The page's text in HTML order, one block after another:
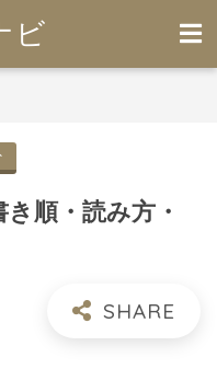
き順・読み方・